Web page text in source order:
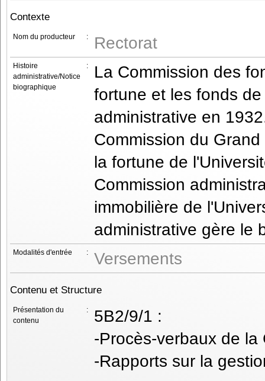
Contexte
Nom du producteur : Rectorat
Histoire
administrative/Notice
biographique
:
La Commission des
fortune et les fonds
administrative en
Commission du
la fortune de
Commission
immobilière de
administrative gère le
Modalités d'entrée : Versements
Contenu et Structure
Présentation du
contenu
:
5B2/9/1 :
-Procès-verbaux de
-Rapports sur la